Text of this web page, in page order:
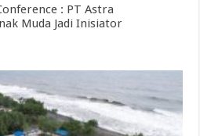
: PT Astra
Muda Jadi Inisiator